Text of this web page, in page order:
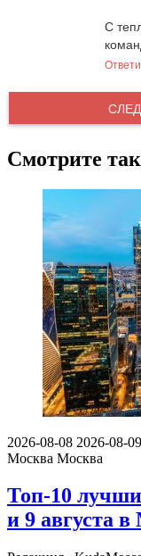
С
Смотрите
2026-08-08 2026-08-09
Москва Москва
Топ-10
и 9 августа